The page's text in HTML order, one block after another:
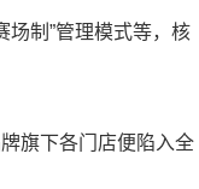
场制”管理模式等，核
旗下各门店便陷入全